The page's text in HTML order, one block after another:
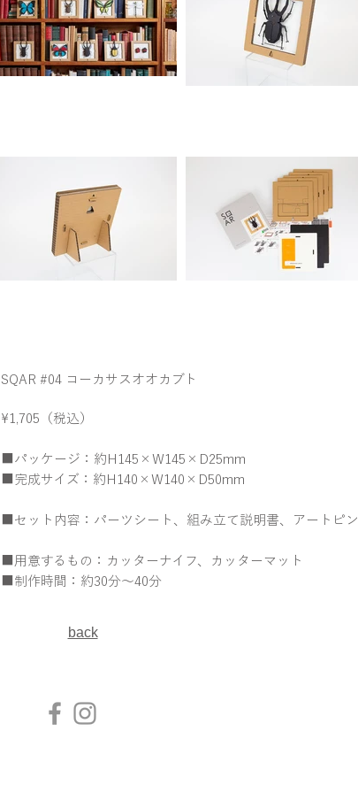
SQAR #04 コーカサスオオカブト
¥1,705（税込）
■パッケージ：約H145×W145×D25mm
■完成サイズ：約H140×W140×D50mm
■セット内容：パーツシート、組み立て説明書、アートピン
■用意するもの：カッターナイフ、カッターマット
■制作時間：約30分～40分
back​